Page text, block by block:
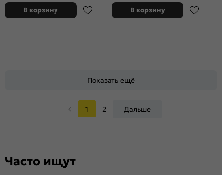
В корзину В корзину
Показать ещё
1 2 Дальше
Часто ищут